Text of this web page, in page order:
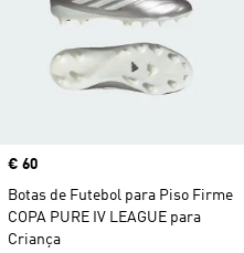
Price
€ 60
Botas de Futebol para Piso Firme
COPA PURE IV LEAGUE para
Criança